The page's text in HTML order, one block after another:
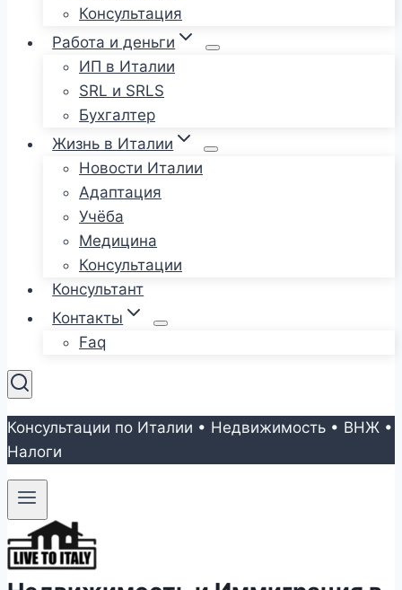
Консультация
Работа и деньги
ИП в Италии
SRL и SRLS
Бухгалтер
Жизнь в Италии
Новости Италии
Адаптация
Учёба
Медицина
Консультации
Консультант
Контакты
Faq
Консультации по Италии • Недвижимость • ВНЖ •
Налоги